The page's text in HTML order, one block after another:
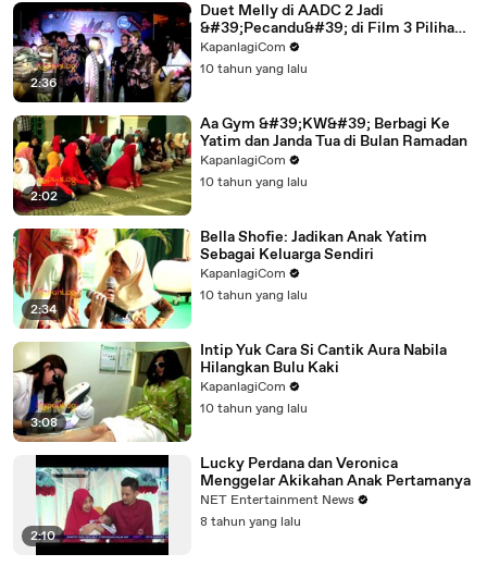
2:36
Duet Melly di AADC 2 Jadi
&#39;Pecandu&#39; di Film 3 Pilihan
Hidup
KapanlagiCom
10 tahun yang lalu
2:02
Aa Gym &#39;KW&#39; Berbagi Ke
Yatim dan Janda Tua di Bulan Ramadan
KapanlagiCom
10 tahun yang lalu
2:34
Bella Shofie: Jadikan Anak Yatim
Sebagai Keluarga Sendiri
KapanlagiCom
10 tahun yang lalu
3:08
Intip Yuk Cara Si Cantik Aura Nabila
Hilangkan Bulu Kaki
KapanlagiCom
10 tahun yang lalu
2:10
Lucky Perdana dan Veronica
Menggelar Akikahan Anak Pertamanya
NET Entertainment News
8 tahun yang lalu